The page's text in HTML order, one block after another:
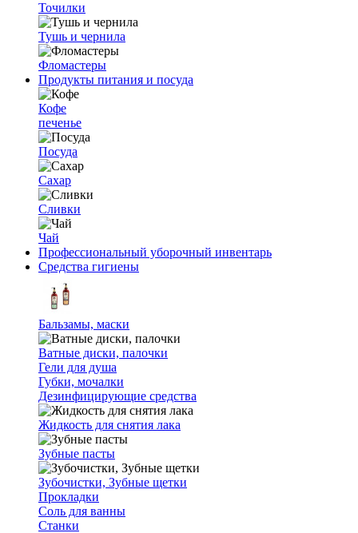
Точилки
Тушь и чернила
Фломастеры
Продукты питания и посуда
Кофе
печенье
Посуда
Сахар
Сливки
Чай
Профессиональный уборочный инвентарь
Средства гигиены
Бальзамы, маски
Ватные диски, палочки
Гели для душа
Губки, мочалки
Дезинфицирующие средства
Жидкость для снятия лака
Зубные пасты
Зубочистки, Зубные щетки
Прокладки
Соль для ванны
Станки